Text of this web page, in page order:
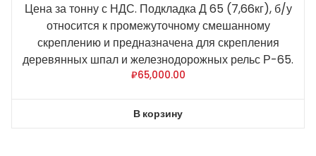
Цена за тонну с НДС. Подкладка Д 65 (7,66кг), б/у
относится к промежуточному смешанному
скреплению и предназначена для скрепления
деревянных шпал и железнодорожных рельс Р-65.
₽65,000.00
В корзину